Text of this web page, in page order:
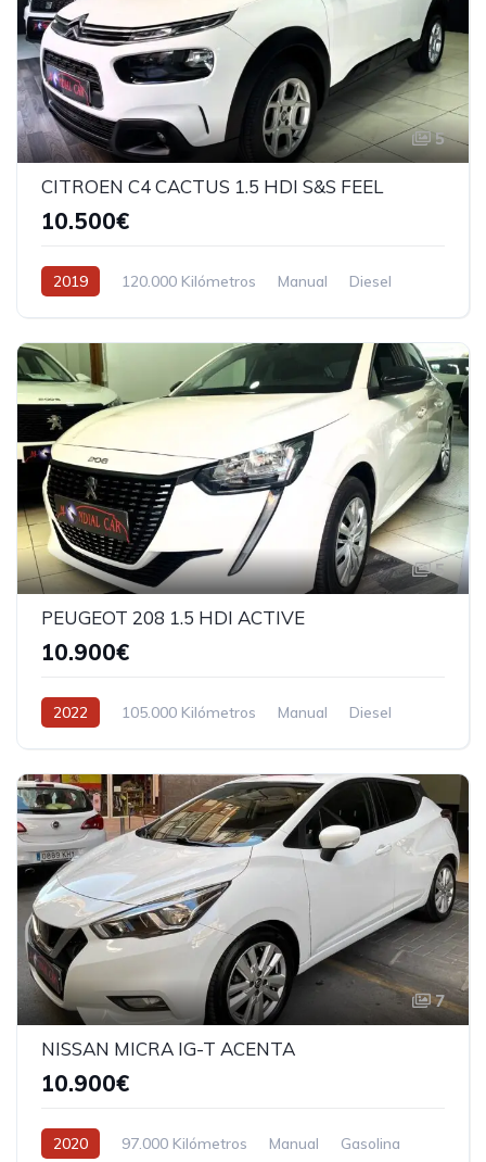
5
CITROEN C4 CACTUS 1.5 HDI S&S FEEL
10.500€
2019 120.000 Kilómetros Manual Diesel
5
PEUGEOT 208 1.5 HDI ACTIVE
10.900€
2022 105.000 Kilómetros Manual Diesel
7
NISSAN MICRA IG-T ACENTA
10.900€
2020 97.000 Kilómetros Manual Gasolina